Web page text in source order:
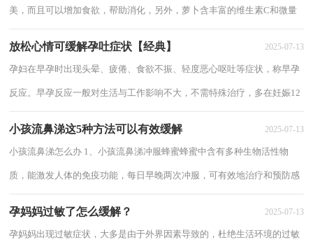
美，而且可以增加食欲，帮助消化，另外，萝卜含丰富的维生素C和微量
放松心情可缓解孕吐症状【经典】 2025-07-13
孕妇在早孕时出现头晕、疲倦、食欲不振、轻度恶心呕吐等症状，称早孕
反应。早孕反应一般对生活与工作影响不大，不需特殊治疗，多在妊娠12
小孩流鼻涕这5种方法可以有效缓解 2025-07-13
小孩流鼻涕怎么办 1、小孩流鼻涕冲服蜂蜜蜂蜜中含有多种生物活性物
质，能激发人体的免疫功能，每日早晚两次冲服，可有效地治疗和预防感
孕妈妈过敏了怎么缓解？ 2025-07-13
孕妈妈出现过敏症状，大多是由于外界因素导致的，杜绝生活环境的过敏